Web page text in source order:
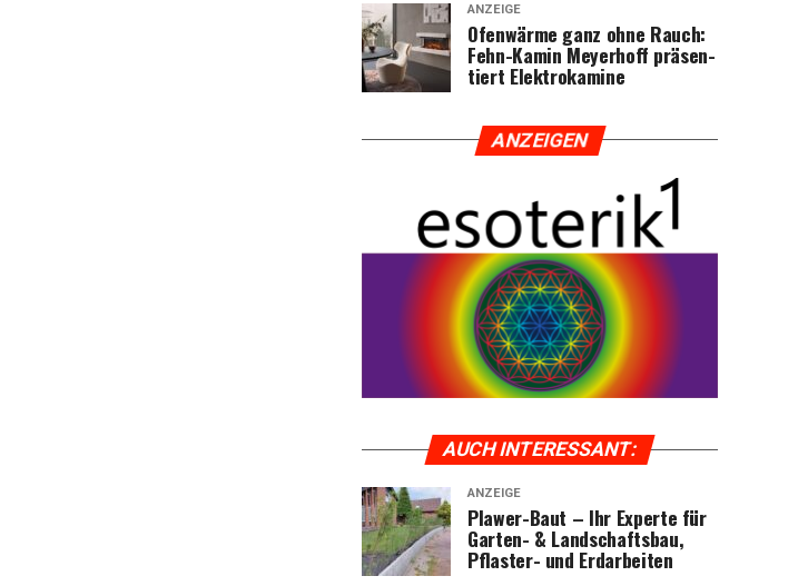
ANZEIGE
Ofen­wär­me ganz ohne Rauch:
Fehn-Kamin Mey­er­hoff prä­sen­
tiert Elektrokamine
ANZEI­GEN
AUCH INTER­ES­SANT:
ANZEIGE
Pla­wer-Baut – Ihr Exper­te für
Gar­ten- & Land­schafts­bau,
Pflas­ter- und Erdarbeiten